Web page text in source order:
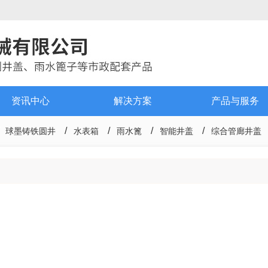
资讯中心 解决方案 产品与服务
球墨铸铁圆井 水表箱 雨水篦 智能井盖 综合管廊井盖